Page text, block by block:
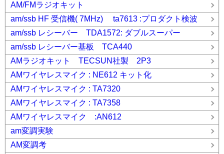
AM/FMラジオキット
am/ssb HF 受信機( 7MHz) ta7613 :プロダクト検波
am/ssb レシーバー TDA1572: ダブルスーパー
am/ssb レシーバー基板 TCA440
AMラジオキット TECSUN社製 2P3
AMワイヤレスマイク : NE612 キット化
AMワイヤレスマイク : TA7320
AMワイヤレスマイク : TA7358
AMワイヤレスマイク :AN612
am変調実験
AM変調考